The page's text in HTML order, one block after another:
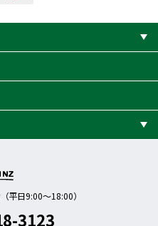
平日9:00〜18:00）
3123